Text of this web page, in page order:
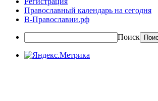
Православный календарь на сегодня
В-Православии.рф
Поиск